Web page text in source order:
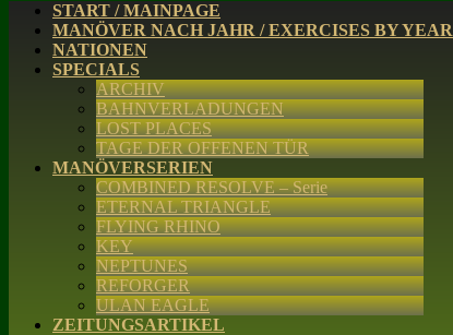
START / MAINPAGE
MANÖVER NACH JAHR / EXERCISES BY YEAR
NATIONEN
SPECIALS
ARCHIV
BAHNVERLADUNGEN
LOST PLACES
TAGE DER OFFENEN TÜR
MANÖVERSERIEN
COMBINED RESOLVE – Serie
ETERNAL TRIANGLE
FLYING RHINO
KEY
NEPTUNES
REFORGER
ULAN EAGLE
ZEITUNGSARTIKEL